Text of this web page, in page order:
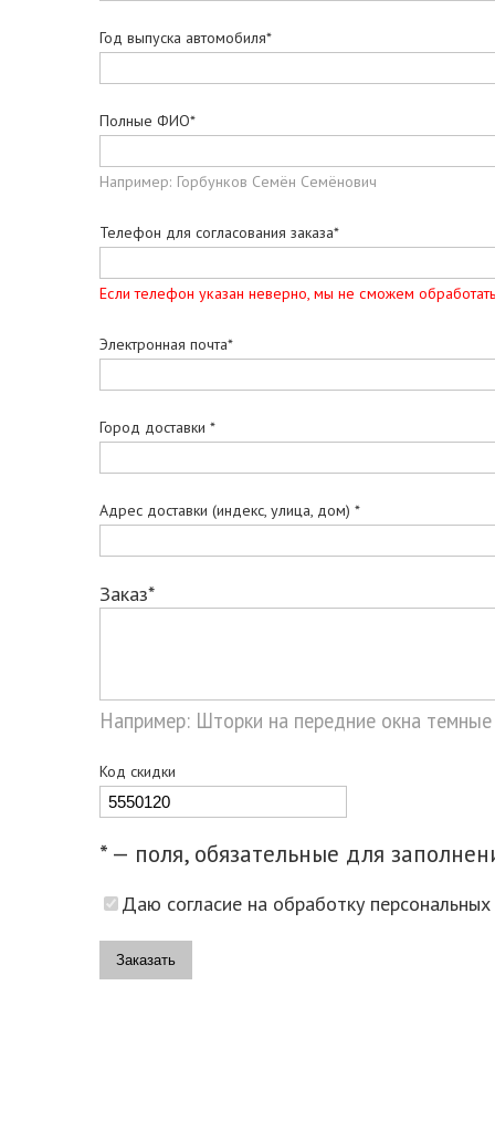
Год выпуска автомобиля*
Полные ФИО*
Например: Горбунков Семён Семёнович
Телефон для согласования заказа*
Если телефон указан неверно, мы не сможем
Электронная почта*
Город доставки *
Адрес доставки (индекс, улица, дом) *
Заказ*
Например: Шторки на передние окна темные
Код скидки
* — поля, обязательные для
Даю согласие на обработку